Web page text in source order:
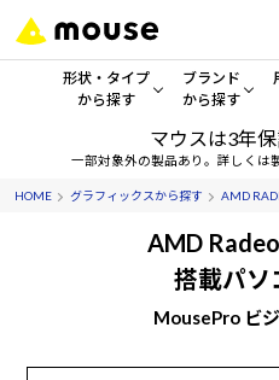
形状・タイプ
から探す
形状・タイプから探す をす
デスクトップPC
ブランド
から探す
mouse
G TUNE
DAIV
マウスは3年
一部対象外の製品あり。詳しくは
HOME グラフィックスから探す AMD
AMD
搭載パソ
MousePro ビ